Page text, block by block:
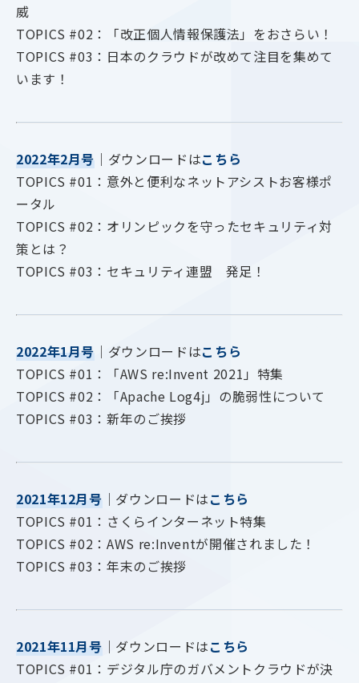
威
TOPICS #02：「改正個人情報保護法」をおさらい！
TOPICS #03：日本のクラウドが改めて注目を集めて
います！
2022年2月号 ｜ダウンロードはこちら
TOPICS #01：意外と便利なネットアシストお客様ポ
ータル
TOPICS #02：オリンピックを守ったセキュリティ対
策とは？
TOPICS #03：セキュリティ連盟 発足！
2022年1月号 ｜ダウンロードはこちら
TOPICS #01：「AWS re:Invent 2021」特集
TOPICS #02：「Apache Log4j」の脆弱性について
TOPICS #03：新年のご挨拶
2021年12月号 ｜ダウンロードはこちら
TOPICS #01：さくらインターネット特集
TOPICS #02：AWS re:Inventが開催されました！
TOPICS #03：年末のご挨拶
2021年11月号 ｜ダウンロードはこちら
TOPICS #01：デジタル庁のガバメントクラウドが決